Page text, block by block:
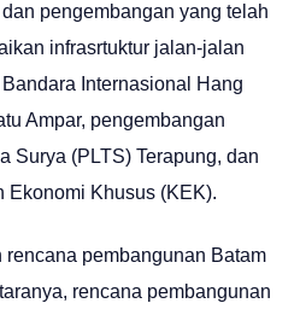
pengembangan yang telah
infrasrtuktur jalan-jalan
Internasional Hang
Ampar, pengembangan
Surya (PLTS) Terapung, dan
Ekonomi Khusus (KEK).
pembangunan Batam
rencana pembangunan